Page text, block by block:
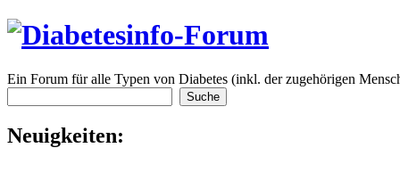
Ein Forum für alle Typen von Diabetes (inkl. der zugehörigen
Neuigkeiten: